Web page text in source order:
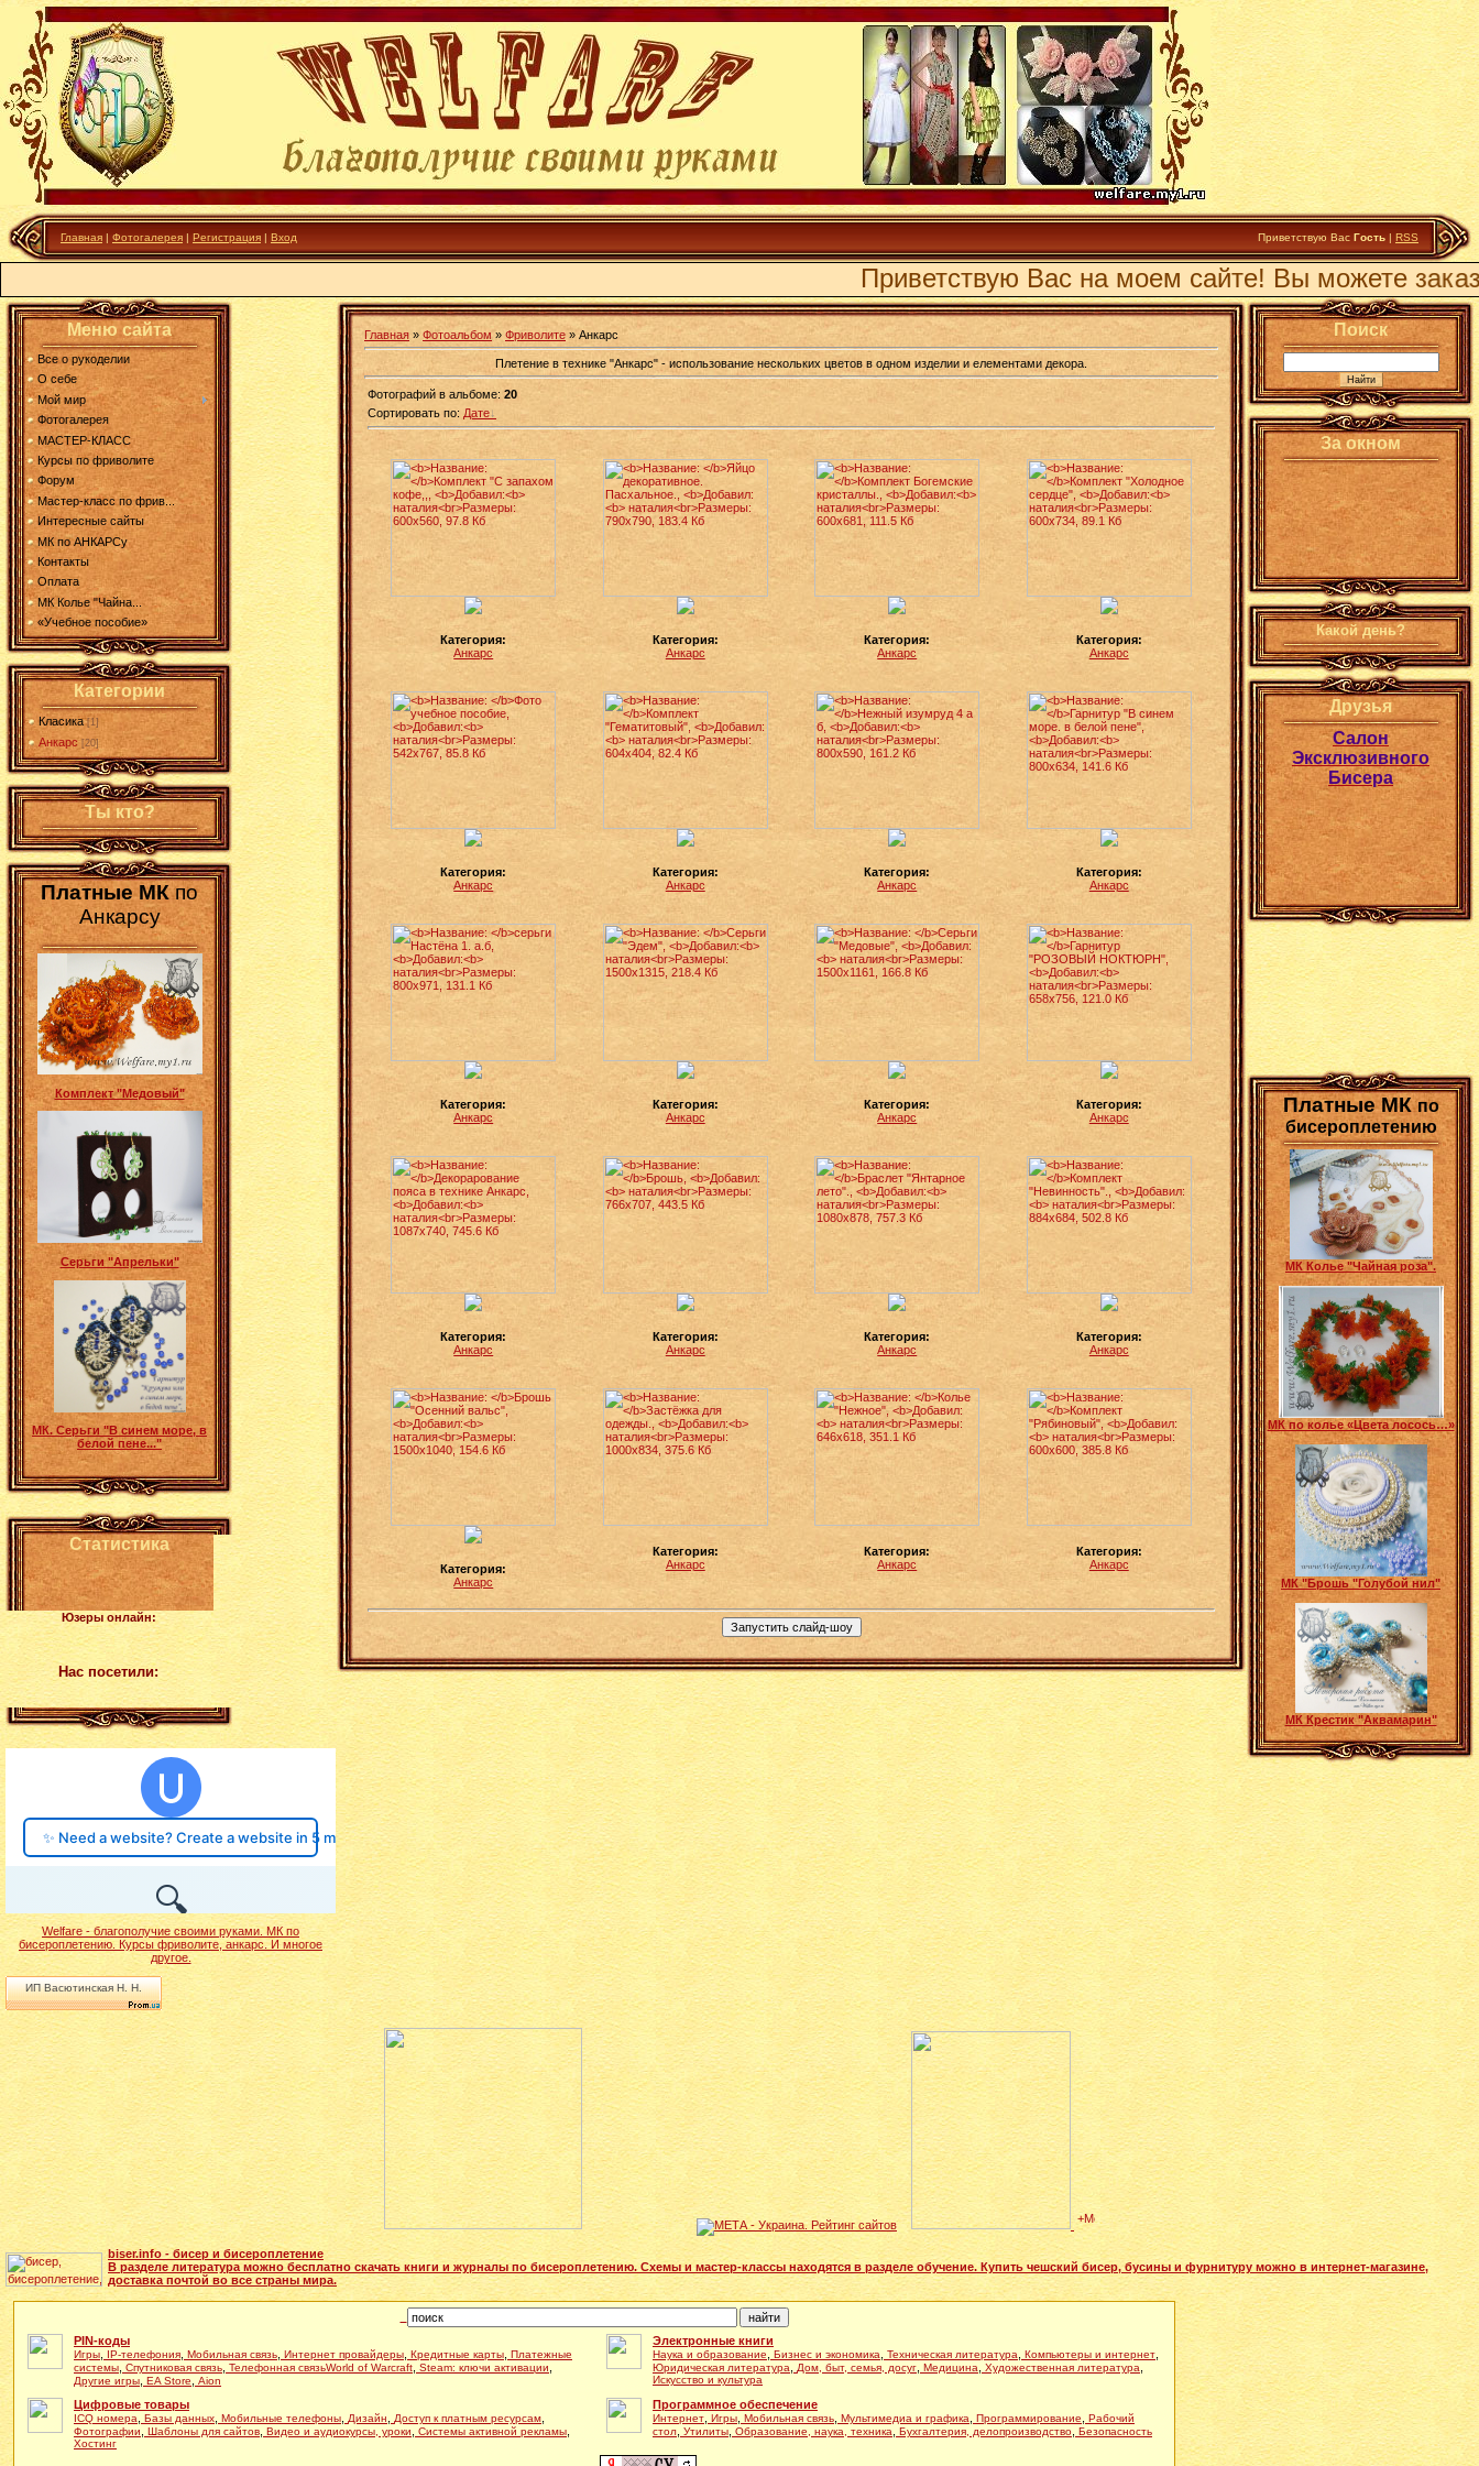
Главная | Фотогалерея | Регистрация | Вход Приветствую Вас Гость | RSS
Приветствую Вас на моем сайте! Вы можете
Меню сайта
Все о рукоделии
О себе
Мой мир
Фотогалерея
МАСТЕР-КЛАСС
Курсы по фриволите
Форум
Мастер-класс по фрив...
Интересные сайты
МК по АНКАРСу
Контакты
Оплата
МК Колье "Чайна...
«Учебное пособие»
Категории
Класика [1]
Анкарс [20]
Ты кто?
Платные МКпо
Анкарсу
Комплект "Медовый"
Серьги "Апрельки"
МК. Серьги "В синем море, в
белой пене..."
Статистика
Юзеры онлайн:
Нас посетили:
Welfare - благополучие своими руками. МК по
бисероплетению. Курсы фриволите, анкарс. И многое
другое.
ИП Васютинская Н. Н.
Главная » Фотоальбом» Фриволите » Анкарс
Плетение в технике "Анкарс" - использование нескольких цветов в одном изделии и елементами декора.
Фотографий в альбоме: 20
Сортировать по: Дате
Категория:
Анкарс
Категория:
Анкарс
Категория:
Анкарс
Категория:
Анкарс
Категория:
Анкарс
Категория:
Анкарс
Категория:
Анкарс
Категория:
Анкарс
Категория:
Анкарс
Категория:
Анкарс
Категория:
Анкарс
Категория:
Анкарс
Категория:
Анкарс
Категория:
Анкарс
Категория:
Анкарс
Категория:
Анкарс
Категория:
Анкарс
Категория:
Анкарс
Категория:
Анкарс
Категория:
Анкарс
Поиск
За окном
Какой день?
Друзья
Салон
Эксклюзивного
Бисера
Платные МКпо
бисероплетению
МК Колье "Чайная роза".
МК по колье «Цвета лосось…»
МК "Брошь "Голубой нил"
МК Крестик "Аквамарин"
biser.info - бисер и бисероплетение
В разделе литература можно бесплатно скачать книги и журналы по бисероплетению. Схемы и мастер-классы находятся в разделе обучение. Купить чешский бисер, бусины и фурнитуру можно в интернет-магазине,
доставка почтой во все страны мира.
PIN-коды
Игры IP-телефония Мобильная связь Интернет провайдеры Кредитные карты Платежные
системы Спутниковая связь Телефонная связьWorld of Warcraft Steam: ключи активации
Другие игры EA Store Aion
Электронные книги
Наука и образование Бизнес и экономика Техническая литература Компьютеры и интернет
Юридическая литература Дом, быт, семья, досуг Медицина Художественная литература
Искусство и культура
Цифровые товары
ICQ номера Базы данных Мобильные телефоны Дизайн Доступ к платным ресурсам
Фотографии Шаблоны для сайтов Видео и аудиокурсы, уроки Системы активной рекламы
Хостинг
Программное обеспечение
Интернет Игры Мобильная связь Мультимедиа и графика Программирование
Рабочий
стол Утилиты Образование, наука, техника Бухгалтерия, делопроизводство Безопасность